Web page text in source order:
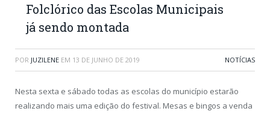
Folclórico das Escolas Municipais
já sendo montada
POR JUZILENE EM 13 DE JUNHO DE 2019 NOTÍCIAS
Nesta sexta e sábado todas as escolas do município estarão
realizando mais uma edição do festival. Mesas e bingos a venda